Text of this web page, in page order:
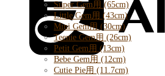
Super Gem用 (65cm)
Little Gem用 (43cm)
Mini Gem用 (30cm)
Teenie Gem用 (26cm)
Petit Gem用 (13cm)
Bebe Gem用 (12cm)
Cutie Pie用 (11.7cm)